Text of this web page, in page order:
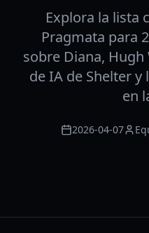
Explora la lista
Pragmata para
sobre Diana,
de IA de Shelter
en
2026-04-07